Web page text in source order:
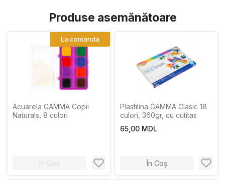
Produse asemănătoare
Acuarela GAMMA Copii
Naturals, 8 culori
În Coș
La comanda
Plastilina GAMMA Clasic 18
culori, 360gr, cu cutitas
65,00 MDL
În Coș